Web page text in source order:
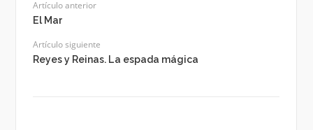
Artículo anterior
El Mar
Artículo siguiente
Reyes y Reinas. La espada mágica